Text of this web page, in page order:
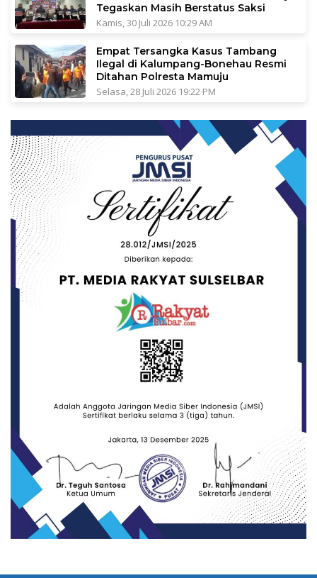
Tegaskan Masih Berstatus Saksi
Kamis, 30 Juli 2026 10:29 AM
Empat Tersangka Kasus Tambang
Ilegal di Kalumpang-Bonehau Resmi
Ditahan Polresta Mamuju
Selasa, 28 Juli 2026 19:22 PM